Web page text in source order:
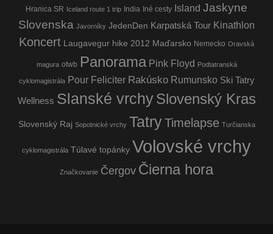
Hranica SR Iceland route 1 trip India Iné cesty Island Jaskyne
Slovenska Javorníky JedenDen Karpatská Tour Kinathlon
Koncert Laugavegur hike 2012 Maďarsko Nemecko Oravská
magura otwb Panorama Pink Floyd Podtatranská
cyklomagistrála Pour Feliciter Rakúsko Rumunsko Ski Tatry
Wellness Slanské vrchy Slovenský Kras
Slovenský Raj Sopotnické vrchy Tatry Timelapse Turčianska
cyklomagistrála Túlavé topánky Volovské vrchy
Značkovanie Čergov Čierna hora